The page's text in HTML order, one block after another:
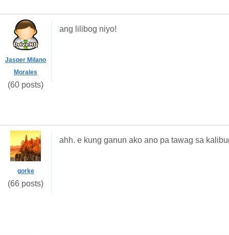
Jasper Milano
Morales
(60 posts)
ang lilibog niyo!
gorke
(66 posts)
ahh. e kung ganun ako ano pa tawag sa